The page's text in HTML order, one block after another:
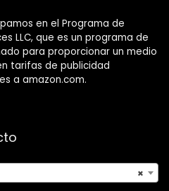
en el Programa de
LLC, que es un programa de
para proporcionar un medio
tarifas de publicidad
a amazon.com.
×